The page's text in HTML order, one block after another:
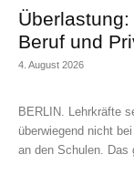
Beruf und
4. August 2026
BERLIN. Lehrkräfte
überwiegend nicht
an den Schulen. Das